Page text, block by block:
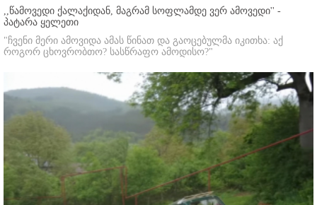
,,წამოვედი ქალაქიდან, მაგრამ სოფლამდე ვერ ამოვედი'' -
პატარა ყელეთი
"ჩვენი მერი ამოვიდა ამას წინათ და გაოცებულმა იკითხა: აქ
როგორ ცხოვრობთო? სასწრაფო ამოდისო?"